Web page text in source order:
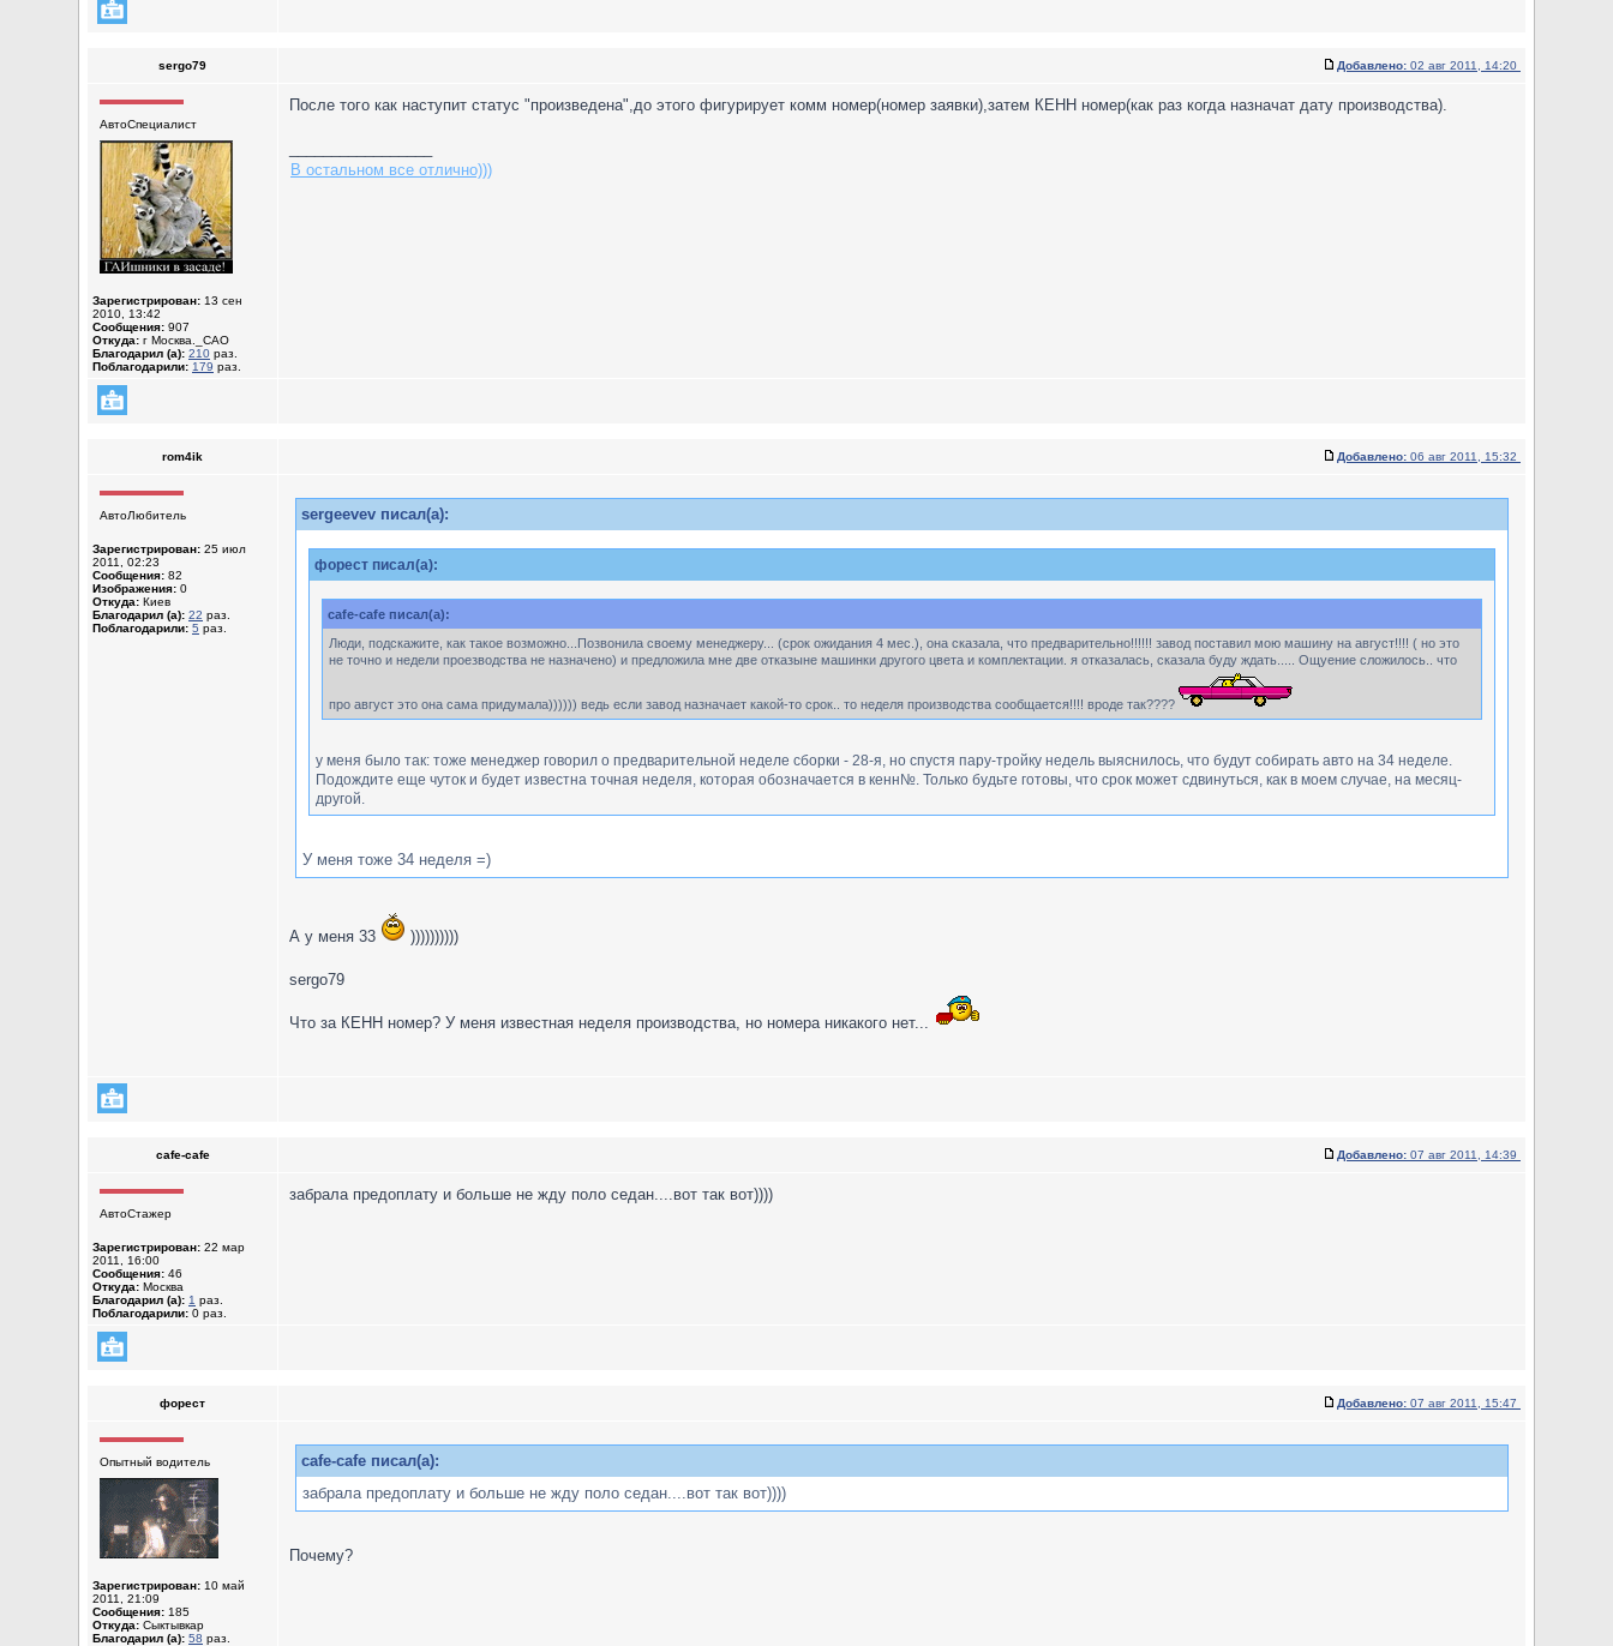
sergo79 Добавлено: 02 авг 2011, 14:20
АвтоСпециалист
Зарегистрирован: 13 сен
2010, 13:42
Сообщения: 907
Откуда: г Москва._САО
Благодарил (а): 210 раз.
Поблагодарили: 179 раз.
После того как наступит статус "произведена",до этого фигурирует комм номер(номер заявки),затем КЕНН номер(как раз когда назначат дату производства).
В остальном все отлично)))
rom4ik Добавлено: 06 авг 2011, 15:32
АвтоЛюбитель
Зарегистрирован: 25 июл
2011, 02:23
Сообщения: 82
Изображения: 0
Откуда: Киев
Благодарил (а): 22 раз.
Поблагодарили: 5 раз.
sergeevev писал(а):
форест писал(а):
cafe-cafe писал(а):
Люди, подскажите, как такое возможно...Позвонила своему менеджеру... (срок ожидания 4 мес.), она сказала, что предварительно!!!!!! завод поставил мою машину на август!!!! ( но это
не точно и недели проезводства не назначено) и предложила мне две отказыне машинки другого цвета и комплектации. я отказалась, сказала буду ждать..... Ощуение сложилось.. что
про август это она сама придумала)))))) ведь если завод назначает какой-то срок.. то неделя производства сообщается!!!! вроде так????
у меня было так: тоже менеджер говорил о предварительной неделе сборки - 28-я, но спустя пару-тройку недель выяснилось, что будут собирать авто на 34 неделе.
Подождите еще чуток и будет известна точная неделя, которая обозначается в кенн№. Только будьте готовы, что срок может сдвинуться, как в моем случае, на месяц-
другой.
У меня тоже 34 неделя =)
А у меня 33 ))))))))))
sergo79
Что за КЕНН номер? У меня известная неделя производства, но номера никакого нет...
cafe-cafe Добавлено: 07 авг 2011, 14:39
АвтоСтажер
Зарегистрирован: 22 мар
2011, 16:00
Сообщения: 46
Откуда: Москва
Благодарил (а): 1 раз.
Поблагодарили: 0 раз.
забрала предоплату и больше не жду поло седан....вот так вот))))
форест Добавлено: 07 авг 2011, 15:47
Опытный водитель
Зарегистрирован: 10 май
2011, 21:09
Сообщения: 185
Откуда: Сыктывкар
Благодарил (а): 58 раз.
cafe-cafe писал(а):
забрала предоплату и больше не жду поло седан....вот так вот))))
Почему?